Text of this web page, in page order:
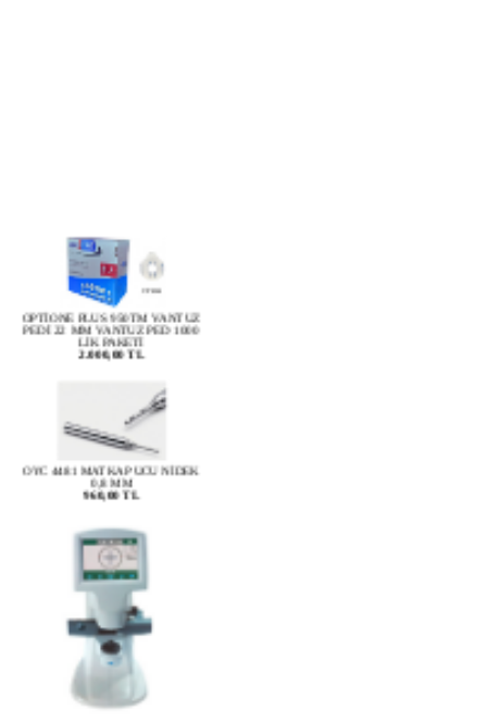
OPTİONE PLUS 950TM VANTUZ
PEDİ 22 MM VANTUZ PED 1000
LİK PAKETİ
2.000,00 TL
OYC 4481 MATKAP UCU NİDEK
960,00 TL
OPTİONE 8000 DİJİTAL